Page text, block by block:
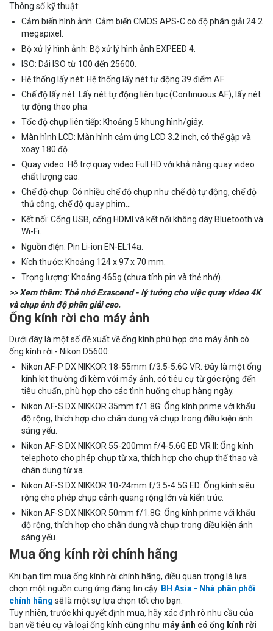
Thông số kỹ thuật:
Cảm biến hình ảnh: Cảm biến CMOS APS-C có độ phân giải 24.2
megapixel.
Bộ xử lý hình ảnh: Bộ xử lý hình ảnh EXPEED 4.
ISO: Dải ISO từ 100 đến 25600.
Hệ thống lấy nét: Hệ thống lấy nét tự động 39 điểm AF.
Chế độ lấy nét: Lấy nét tự động liên tục (Continuous AF), lấy nét
tự động theo pha.
Tốc độ chụp liên tiếp: Khoảng 5 khung hình/giây.
Màn hình LCD: Màn hình cảm ứng LCD 3.2 inch, có thể gập và
xoay 180 độ.
Quay video: Hỗ trợ quay video Full HD với khả năng quay video
chất lượng cao.
Chế độ chụp: Có nhiều chế độ chụp như chế độ tự động, chế độ
thủ công, chế độ quay phim...
Kết nối: Cổng USB, cổng HDMI và kết nối không dây Bluetooth và
Wi-Fi.
Nguồn điện: Pin Li-ion EN-EL14a.
Kích thước: Khoảng 124 x 97 x 70 mm.
Trọng lượng: Khoảng 465g (chưa tính pin và thẻ nhớ).
>> Xem thêm: Thẻ nhớ Exascend- lý tưởng cho việc quay video 4K
và chụp ảnh độ phân giải cao.
Ống kính rời cho máy ảnh
Dưới đây là một số đề xuất về ống kính phù hợp cho máy ảnh có
ống kính rời - Nikon D5600:
Nikon AF-P DX NIKKOR 18-55mm f/3.5-5.6G VR: Đây là một ống
kính kit thường đi kèm với máy ảnh, có tiêu cự từ góc rộng đến
tiêu chuẩn, phù hợp cho các tình huống chụp hàng ngày.
Nikon AF-S DX NIKKOR 35mm f/1.8G: Ống kính prime với khẩu
độ rộng, thích hợp cho chân dung và chụp trong điều kiện ánh
sáng yếu.
Nikon AF-S DX NIKKOR 55-200mm f/4-5.6G ED VR II: Ống kính
telephoto cho phép chụp từ xa, thích hợp cho chụp thể thao và
chân dung từ xa.
Nikon AF-S DX NIKKOR 10-24mm f/3.5-4.5G ED: Ống kính siêu
rộng cho phép chụp cảnh quang rộng lớn và kiến trúc.
Nikon AF-S DX NIKKOR 50mm f/1.8G: Ống kính prime với khẩu
độ rộng, thích hợp cho chân dung và chụp trong điều kiện ánh
sáng yếu.
Mua ống kính rời chính hãng
Khi bạn tìm mua ống kính rời chính hãng, điều quan trọng là lựa
chọn một nguồn cung ứng đáng tin cậy. BH Asia - Nhà phân phối
chính hãng sẽ là một sự lựa chọn tốt cho bạn.
Tuy nhiên, trước khi quyết định mua, hãy xác định rõ nhu cầu của
bạn về tiêu cự và loại ống kính cũng như máy ảnh có ống kính rời